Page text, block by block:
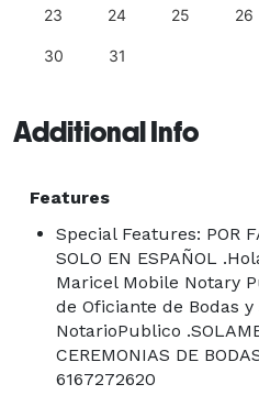
23 24 25 26
30 31
Additional Info
Features
Special Features: POR
SOLO EN ESPAÑOL
Maricel Mobile Notary
de Oficiante de Bodas y
NotarioPublico
CEREMONIAS DE
6167272620